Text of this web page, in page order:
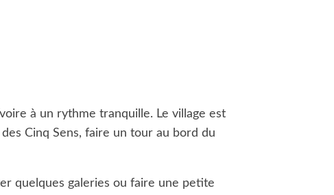
à un rythme tranquille. Le village est
Cinq Sens, faire un tour au bord du
quelques galeries ou faire une petite